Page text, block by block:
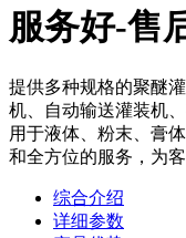
服务好-售
提供多种规格的聚醚
机、自动输送灌装机
用于液体、粉末、膏
和全方位的服务，为
综合介绍
详细参数